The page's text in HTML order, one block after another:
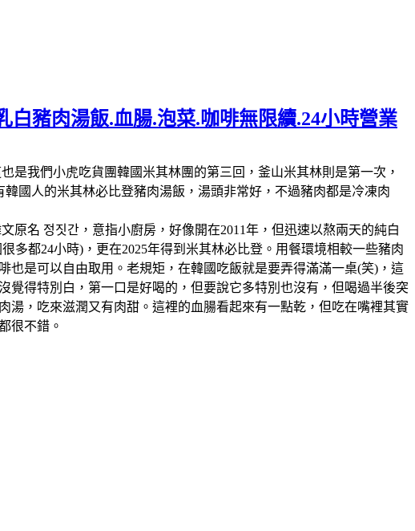
白豬肉湯飯.血腸.泡菜.咖啡無限續.24小時營業
是我們小虎吃貨團韓國米其林團的第三回，釜山米其林則是第一次，
國人的米其林必比登豬肉湯飯，湯頭非常好，不過豬肉都是冷凍肉
名 정짓간，意指小廚房，好像開在2011年，但迅速以熬兩天的純白
多都24小時)，更在2025年得到米其林必比登。用餐環境相較一些豬肉
是可以自由取用。老規矩，在韓國吃飯就是要弄得滿滿一桌(笑)，這
得特別白，第一口是好喝的，但要說它多特別也沒有，但喝過半後突
，吃來滋潤又有肉甜。這裡的血腸看起來有一點乾，但吃在嘴裡其實
很不錯。